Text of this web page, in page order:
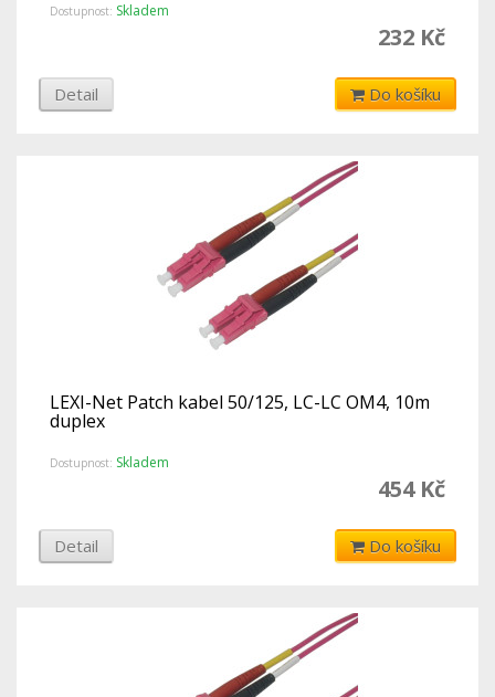
Dostupnost: Skladem
232 Kč
Detail Do košíku
LEXI-Net Patch kabel 50/125, LC-LC OM4, 10m
duplex
Dostupnost: Skladem
454 Kč
Detail Do košíku